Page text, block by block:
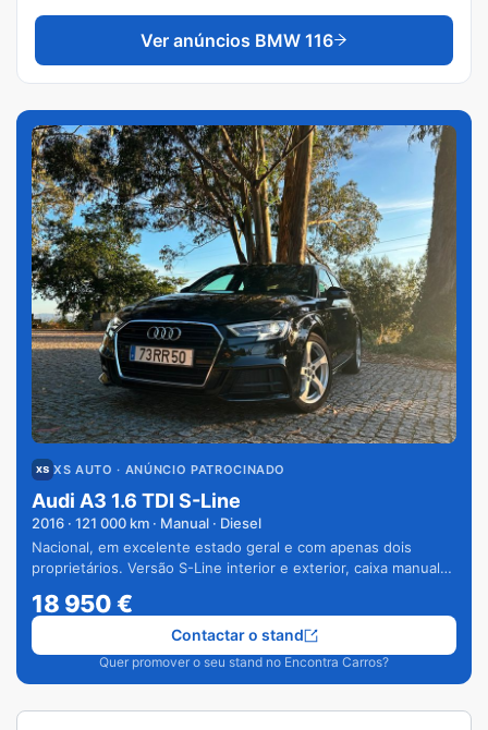
Ver anúncios BMW 116
XS AUTO · ANÚNCIO PATROCINADO
Audi A3 1.6 TDI S-Line
2016 · 121 000 km · Manual · Diesel
Nacional, em excelente estado geral e com apenas dois
proprietários. Versão S-Line interior e exterior, caixa manual
18 950€
Quer promover o seu stand no Encontra Carros?
Contactar o stand